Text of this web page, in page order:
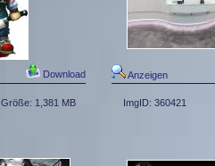
Download Anzeigen
Größe: 1,381 MB ImgID: 360421